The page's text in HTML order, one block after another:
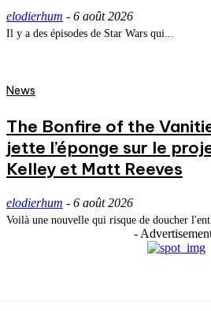
elodierhum - 6 août 2026
Il y a des épisodes de Star Wars qui...
News
The Bonfire of the
jette l’éponge sur le
Kelley et Matt Reeves
elodierhum - 6 août 2026
Voilà une nouvelle qui risque de doucher
-